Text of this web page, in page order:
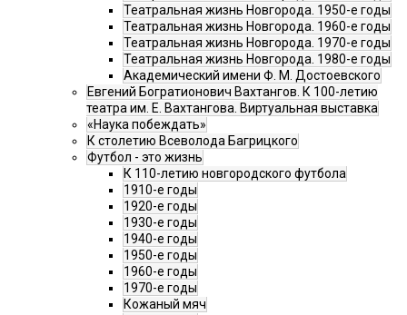
Театральная жизнь Новгорода. 1950-е годы
Театральная жизнь Новгорода. 1960-е годы
Театральная жизнь Новгорода. 1970-е годы
Театральная жизнь Новгорода. 1980-е годы
Академический имени Ф. М. Достоевского
Евгений Богратионович Вахтангов. К 100-летию
театра им. Е. Вахтангова. Виртуальная выставка
«Наука побеждать»
К столетию Всеволода Багрицкого
Футбол - это жизнь
К 110-летию новгородского футбола
1910-е годы
1920-е годы
1930-е годы
1940-е годы
1950-е годы
1960-е годы
1970-е годы
Кожаный мяч